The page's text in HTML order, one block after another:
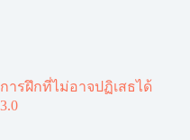
การฝึกที่ไม่อาจปฏิเสธได้
3.0